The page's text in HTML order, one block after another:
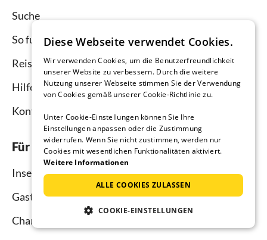
Suche
So funktioniert`s
Reisemagazin
Hilfe Urlauber
Kontakt
Für Vermieter
Inserieren und vermieten
Gastgebermagazin
Channel Manager
Diese Webseite verwendet Cookies.
Wir verwenden Cookies, um die Benutzerfreundlichkeit
unserer Website zu verbessern. Durch die weitere
Nutzung unserer Webseite stimmen Sie der Verwendung
von Cookies gemäß unserer Cookie-Richtlinie zu.
Unter Cookie-Einstellungen können Sie Ihre
Einstellungen anpassen oder die Zustimmung
widerrufen. Wenn Sie nicht zustimmen, werden nur
Cookies mit wesentlichen Funktionalitäten aktiviert.
Weitere Informationen
ALLE COOKIES ZULASSEN
COOKIE-EINSTELLUNGEN